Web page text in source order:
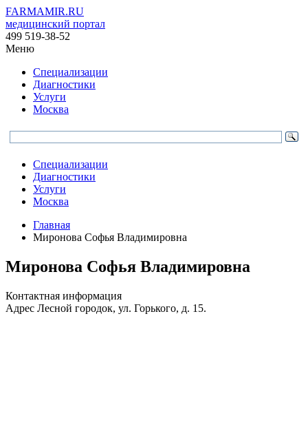
FARMAMIR.RU
медицинский портал
499 519-38-52
Меню
Специализации
Диагностики
Услуги
Москва
Специализации
Диагностики
Услуги
Москва
Главная
Миронова Софья Владимировна
Миронова Софья Владимировна
Контактная информация
Адрес Лесной городок, ул. Горького, д. 15.